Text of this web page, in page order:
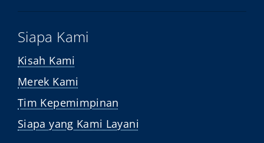
Siapa Kami
Kisah Kami
Merek Kami
Tim Kepemimpinan
Siapa yang Kami Layani